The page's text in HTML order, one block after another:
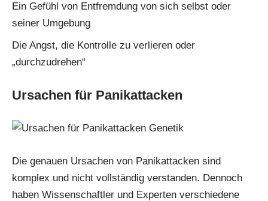
Ein Gefühl von Entfremdung von sich selbst oder
seiner Umgebung
Die Angst, die Kontrolle zu verlieren oder
„durchzudrehen“
Ursachen für Panikattacken
Die genauen Ursachen von Panikattacken sind
komplex und nicht vollständig verstanden. Dennoch
haben Wissenschaftler und Experten verschiedene